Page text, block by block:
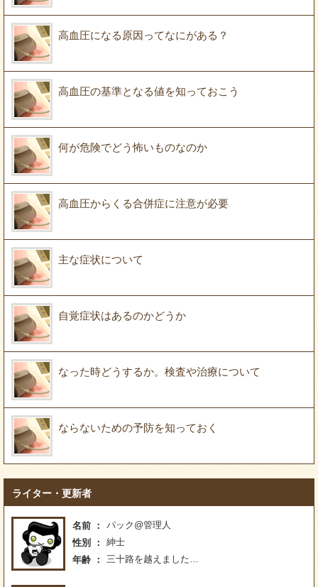
高血圧になる原因ってなにがある？
高血圧の基準となる値を知っておこう
何が危険でどう怖いものなのか
高血圧からくる合併症に注意が必要
主な症状について
自覚症状はあるのかどうか
なった時どうするか。検査や治療について
ならないための予防を知っておく
ライター・更新者
名前
パック@管理人
性別
紳士
年齢
三十路を越えました…